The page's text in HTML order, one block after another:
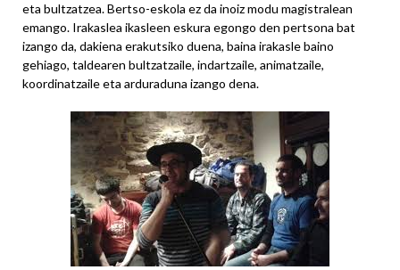
eta bultzatzea. Bertso-eskola ez da inoiz modu magistralean
emango. Irakaslea ikasleen eskura egongo den pertsona bat
izango da, dakiena erakutsiko duena, baina irakasle baino
gehiago, taldearen bultzatzaile, indartzaile, animatzaile,
koordinatzaile eta arduraduna izango dena.